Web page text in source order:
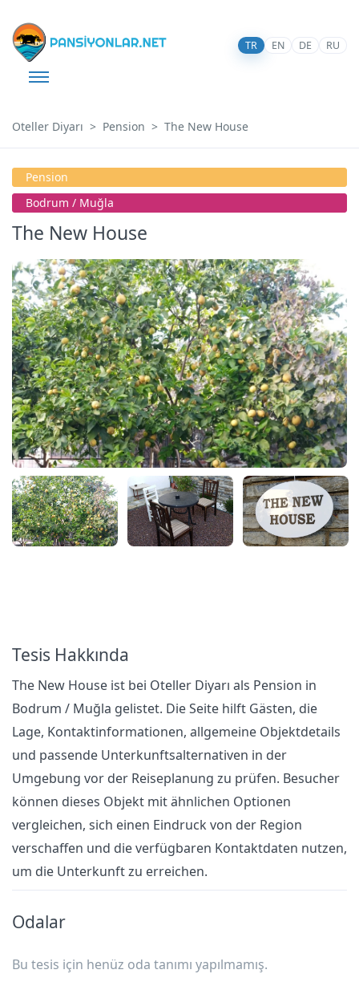
TR EN DE RU
Oteller Diyarı Pension The New House
Pension
Bodrum / Muğla
The New House
Tesis Hakkında
The New House ist bei Oteller Diyarı als Pension in
Bodrum / Muğla gelistet. Die Seite hilft Gästen, die
Lage, Kontaktinformationen, allgemeine Objektdetails
und passende Unterkunftsalternativen in der
Umgebung vor der Reiseplanung zu prüfen. Besucher
können dieses Objekt mit ähnlichen Optionen
vergleichen, sich einen Eindruck von der Region
verschaffen und die verfügbaren Kontaktdaten nutzen,
um die Unterkunft zu erreichen.
Odalar
Bu tesis için henüz oda tanımı yapılmamış.